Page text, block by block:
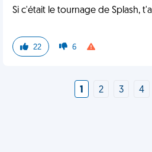
Si c'était le tournage de Splash,
22 6
1 2 3 4